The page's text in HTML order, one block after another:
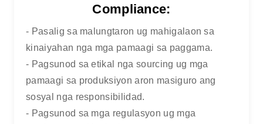
KALIDAD UG PAGSUNOD
Compliance:
- Pasalig sa malungtaron ug mahigalaon sa
kinaiyahan nga mga pamaagi sa paggama.
- Pagsunod sa etikal nga sourcing ug mga
pamaagi sa produksiyon aron masiguro ang
sosyal nga responsibilidad.
- Pagsunod sa mga regulasyon ug mga